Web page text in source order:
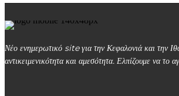
Νέο ενημερωτικό site για την Κεφαλονιά και την
αντικειμενικότητα και αμεσότητα. Ελπίζουμε να το